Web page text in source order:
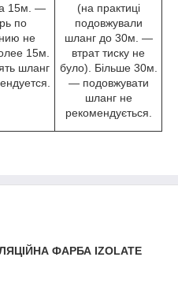
15м. ―
по
не
15м.
шланг
(на практиці
подовжували
шланг до 30м. ―
втрат тиску не
було). Більше 30м.
― подовжувати
шланг не
рекомендується.
ФАРБА IZOLATE